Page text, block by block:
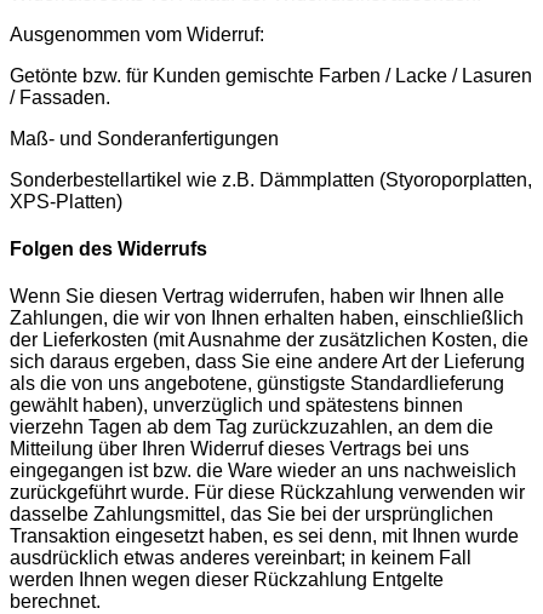
Ausgenommen vom Widerruf:
Getönte bzw. für Kunden gemischte Farben / Lacke / Lasuren
/ Fassaden.
Maß- und Sonderanfertigungen
Sonderbestellartikel wie z.B. Dämmplatten (Styoroporplatten,
XPS-Platten)
Folgen des Widerrufs
Wenn Sie diesen Vertrag widerrufen, haben wir Ihnen alle
Zahlungen, die wir von Ihnen erhalten haben, einschließlich
der Lieferkosten (mit Ausnahme der zusätzlichen Kosten, die
sich daraus ergeben, dass Sie eine andere Art der Lieferung
als die von uns angebotene, günstigste Standardlieferung
gewählt haben), unverzüglich und spätestens binnen
vierzehn Tagen ab dem Tag zurückzuzahlen, an dem die
Mitteilung über Ihren Widerruf dieses Vertrags bei uns
eingegangen ist bzw. die Ware wieder an uns nachweislich
zurückgeführt wurde. Für diese Rückzahlung verwenden wir
dasselbe Zahlungsmittel, das Sie bei der ursprünglichen
Transaktion eingesetzt haben, es sei denn, mit Ihnen wurde
ausdrücklich etwas anderes vereinbart; in keinem Fall
werden Ihnen wegen dieser Rückzahlung Entgelte
berechnet.